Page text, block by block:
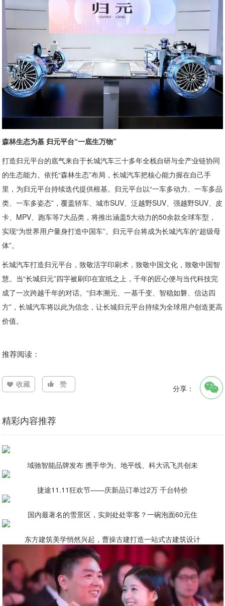
森林生态为基 归元平台“一底生万物”
打造归元平台的底气来自于长城汽车三十多年全栈自研与全产业链协同
的生态能力。依托“森林生态”布局，长城汽车把核心能力握在自己手
里，为归元平台持续迭代提供根基。归元平台以“一车多动力、一车多品
类、一车多姿态”，覆盖轿车、城市SUV、泛越野SUV、强越野SUV、皮
卡、MPV、跑车等7大品类，将推出涵盖5大动力的50余款全球车型，
实现“为世界用户量身打造中国车”。归元平台将成为长城汽车的“超级母
体”。
长城汽车打造归元平台，致敬活字印刷术，致敬中国文化，致敬中国智
慧。当“长城归元”四字被刷印在宣纸之上，千年的匠心便与当代科技完
成了一次跨越千年的对话。“归本溯元、一基千变、智稳如磐、信达四
方”，长城汽车将以此为信念，让长城归元平台持续为全球用户创造更高
价值。
推荐阅读：
收藏 赞 分享：
精彩内容推荐
域驰智能品牌发布 携手华为、地平线、科大讯飞共创未
捷途11.11狂欢节——庆新品订单过2万 千台特价
国内最著名的雪景区，实则处处宰客？一碗泡面60元住
东方建筑美学悄然兴起，曹操古建打造一站式古建筑设计